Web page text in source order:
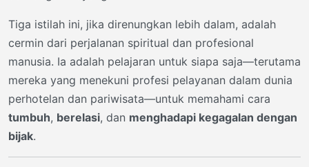
Tiga istilah ini, jika direnungkan lebih dalam, adalah
cermin dari perjalanan spiritual dan profesional
manusia. Ia adalah pelajaran untuk siapa saja—terutama
mereka yang menekuni profesi pelayanan dalam dunia
perhotelan dan pariwisata—untuk memahami cara
tumbuh, berelasi, dan menghadapi kegagalan dengan
bijak.